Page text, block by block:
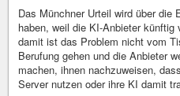
Das Münchner Urteil wird über die
haben, weil die KI-Anbieter
damit ist das Problem nicht vom
Berufung gehen und die Anbieter
machen, ihnen nachzuweisen,
Server nutzen oder ihre KI damit